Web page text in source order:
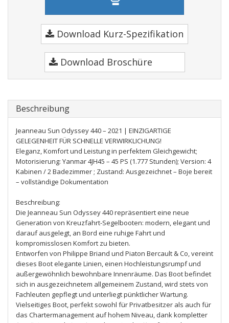
Download Kurz-Spezifikation
Download Broschüre
Beschreibung
Jeanneau Sun Odyssey 440 – 2021 | EINZIGARTIGE
GELEGENHEIT FÜR SCHNELLE VERWIRKLICHUNG!
Eleganz, Komfort und Leistung in perfektem Gleichgewicht;
Motorisierung: Yanmar 4JH45 – 45 PS (1.777 Stunden); Version: 4
Kabinen / 2 Badezimmer ; Zustand: Ausgezeichnet – Boje bereit
– vollständige Dokumentation
Beschreibung:
Die Jeanneau Sun Odyssey 440 repräsentiert eine neue
Generation von Kreuzfahrt-Segelbooten: modern, elegant und
darauf ausgelegt, an Bord eine ruhige Fahrt und
kompromisslosen Komfort zu bieten.
Entworfen von Philippe Briand und Piaton Bercault & Co, vereint
dieses Boot elegante Linien, einen Hochleistungsrumpf und
außergewöhnlich bewohnbare Innenräume. Das Boot befindet
sich in ausgezeichnetem allgemeinem Zustand, wird stets von
Fachleuten gepflegt und unterliegt pünktlicher Wartung.
Vielseitiges Boot, perfekt sowohl für Privatbesitzer als auch für
das Chartermanagement auf hohem Niveau, dank kompletter